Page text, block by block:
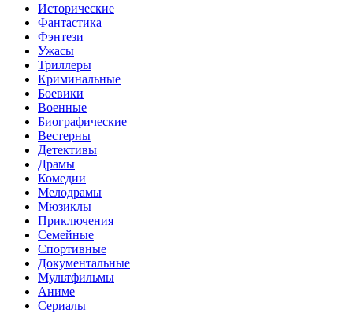
Исторические
Фантастика
Фэнтези
Ужасы
Триллеры
Криминальные
Боевики
Военные
Биографические
Вестерны
Детективы
Драмы
Комедии
Мелодрамы
Мюзиклы
Приключения
Семейные
Спортивные
Документальные
Мультфильмы
Аниме
Сериалы